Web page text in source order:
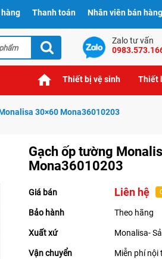
Thanh toán Nhân viên bán
Zalo tư vấn
Thiết bị vệ sinh Thiết
30×60 Mona36010203
Gạch ốp tường
Mona36010203
Giá bán Liên hệ
Bảo hành Theo hãng
Xuất xứ Monalisa-
Vận chuyển Miễn phí nội